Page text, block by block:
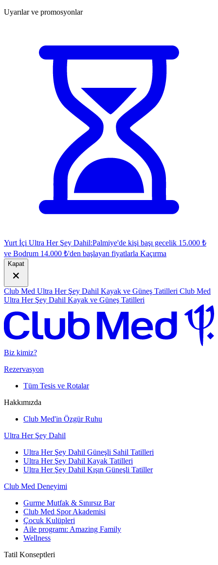
Uyarılar ve promosyonlar
Yurt İçi Ultra Her Şey Dahil:Palmiye'de kişi başı gecelik 15.000 ₺
ve Bodrum 14.000 ₺'den başlayan fiyatlarla Kaçırma
Kapat
Club Med Ultra Her Şey Dahil Kayak ve Güneş Tatilleri Club Med
Ultra Her Şey Dahil Kayak ve Güneş Tatilleri
Biz kimiz?
Rezervasyon
Tüm Tesis ve Rotalar
Hakkımızda
Club Med'in Özgür Ruhu
Ultra Her Şey Dahil
Ultra Her Şey Dahil Güneşli Sahil Tatilleri
Ultra Her Şey Dahil Kayak Tatilleri
Ultra Her Şey Dahil Kışın Güneşli Tatiller
Club Med Deneyimi
Gurme Mutfak & Sınırsız Bar
Club Med Spor Akademisi
Çocuk Kulüpleri
Aile programı: Amazing Family
Wellness
Tatil Konseptleri